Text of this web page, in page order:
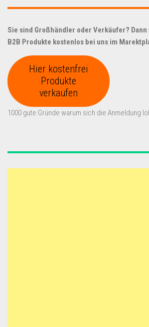
Sie sind Großhändler oder Verkäufer?
B2B Produkte kostenlos bei uns im
Hier kostenfrei
Produkte
verkaufen
1000 gute Gründe warum sich die Anmeldung